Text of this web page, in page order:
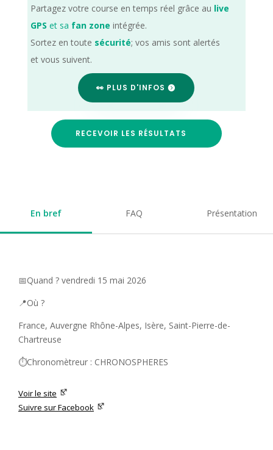
Partagez votre course en temps réel grâce au live
GPS et sa fan zone intégrée.
Sortez en toute sécurité; vos amis sont alertés
et vous suivent.
👀 PLUS D'INFOS
RECEVOIR LES RÉSULTATS
En bref FAQ Présentation
📅Quand ? vendredi 15 mai 2026
📍Où ?
France, Auvergne Rhône-Alpes, Isère, Saint-Pierre-de-
Chartreuse
⏱️Chronomètreur : CHRONOSPHERES
Voir le site
Suivre sur Facebook